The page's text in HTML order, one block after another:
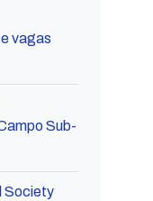
vagas
Sub-
Society